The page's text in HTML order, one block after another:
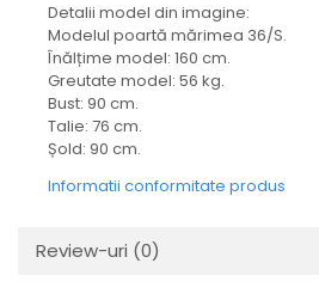
Detalii model din imagine:
Modelul poartă mărimea 36/S.
Înălțime model: 160 cm.
Greutate model: 56 kg.
Bust: 90 cm.
Talie: 76 cm.
Șold: 90 cm.
Informatii conformitate produs
Review-uri (0)